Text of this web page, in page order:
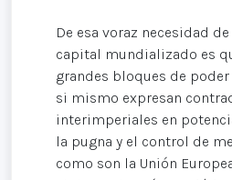
De esa voraz necesidad
capital mundializado es
grandes bloques de
si mismo expresan
interimperiales en
la pugna y el control de
como son la Unión